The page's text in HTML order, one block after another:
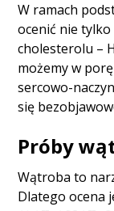
W ramach
ocenić nie
cholesterolu –
możemy w
sercowo-
się
Próby
Wątroba to
Dlatego ocena